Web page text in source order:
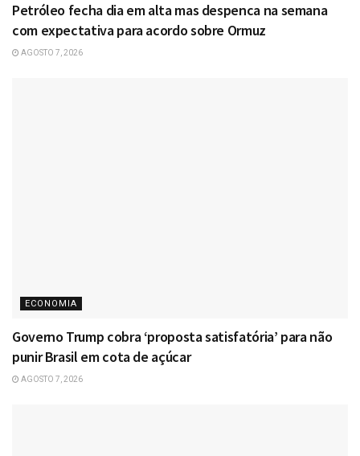
Petróleo fecha dia em alta mas despenca na semana
com expectativa para acordo sobre Ormuz
AGOSTO 7, 2026
ECONOMIA
Governo Trump cobra ‘proposta satisfatória’ para não
punir Brasil em cota de açúcar
AGOSTO 7, 2026